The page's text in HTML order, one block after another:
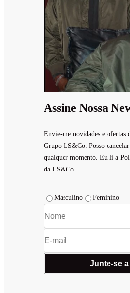
Assine Nossa
Envie-me novidades e ofertas
Grupo LS&Co. Posso
qualquer momento. Eu li a
da LS&Co.
Masculino Feminino
Junte-se